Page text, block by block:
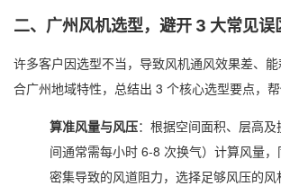
二、广州风机选型，避开 3 大常见误
许多客户因选型不当，导致风机通风效果差、
合广州地域特性，总结出 3 个核心选型要点，帮
算准风量与风压：根据空间面积、层高
间通常需每小时 6-8 次换气）计算风量
密集导致的风道阻力，选择足够风压的风